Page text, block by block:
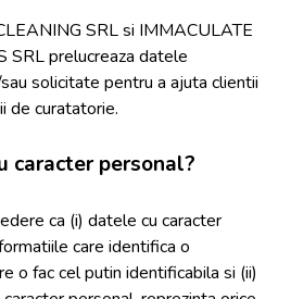
SRL si IMMACULATE
SRL prelucreaza datele
solicitate pentru a ajuta clientii
de curatatorie.
caracter personal?
ca (i) datele cu caracter
care identifica o
o fac cel putin identificabila si (ii)